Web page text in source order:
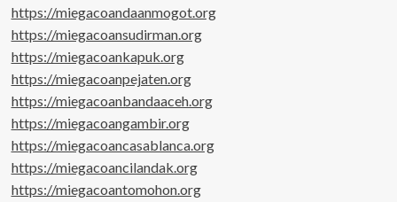
https://miegacoandaanmogot.org
https://miegacoansudirman.org
https://miegacoankapuk.org
https://miegacoanpejaten.org
https://miegacoanbandaaceh.org
https://miegacoangambir.org
https://miegacoancasablanca.org
https://miegacoancilandak.org
https://miegacoantomohon.org